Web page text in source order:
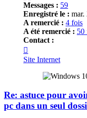
Messages : 59
Enregistré le : mar.
A remercié : 4 fois
A été remercié : 50
Contact :
Brezhoneg
Site Internet
Re: astuce pour
pc dans un seul